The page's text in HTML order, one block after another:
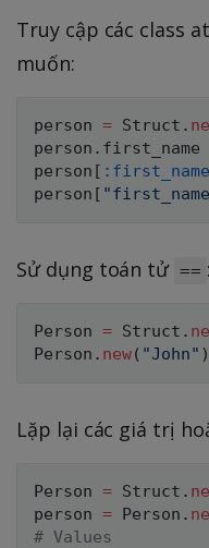
Truy cập các class
muốn:
person = Struct .
person . first_name
person [ :first_name
person [
Sử dụng toán tử == :
Person = Struct .
Person . new( "John" )
Lặp lại các giá trị
Person = Struct .
person = Person .
# Values